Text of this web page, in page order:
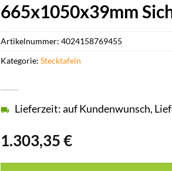
665x1050x39mm
1.303,35€
Lieferzeit: auf Kundenwunsch,
Artikelnummer: 4024158769455
Kategorie: Stecktafeln